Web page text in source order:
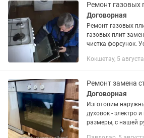
Ремонт газовых
Договорная
Ремонт газовых
газовых плит
чистка форсунок.
Кокшетау, 5 августа
Ремонт замена
Договорная
Изготовим
духовок - электро
размеры, с нашей